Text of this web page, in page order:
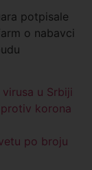
potpisale
o nabavci
u Srbiji
korona
po broju